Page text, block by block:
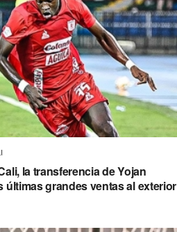
la transferencia de Yojan
últimas grandes ventas al exterior